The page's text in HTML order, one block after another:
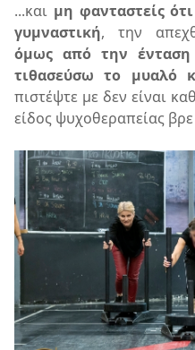
...και μη φανταστείς
γυμναστική, την
όμως από την
τιθασεύσω το μυαλό
πιστέψτε με δεν είναι
είδος ψυχοθεραπείας